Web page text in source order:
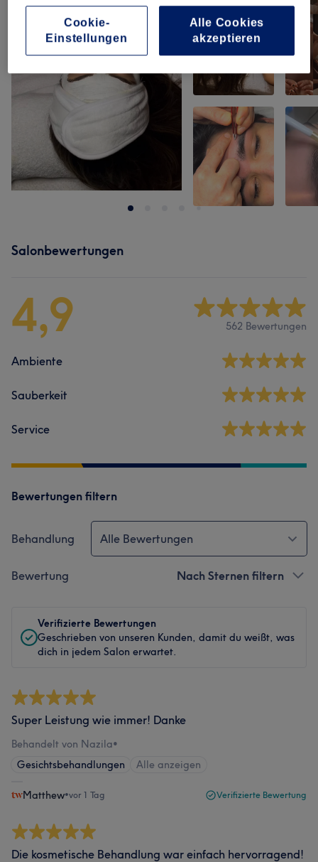
Salonbewertungen
4,9 562 Bewertungen
Ambiente
Sauberkeit
Service
Bewertungen filtern
Behandlung Alle Bewertungen
Bewertung Nach Sternen filtern
Verifizierte Bewertungen
Geschrieben von unseren Kunden, damit du weißt, was
dich in jedem Salon erwartet.
Super Leistung wie immer! Danke
Behandelt von Nazila•
Gesichtsbehandlungen
Alle anzeigen
Matthew•vor 1 Tag Verifizierte Bewertung
Die kosmetische Behandlung war einfach hervorragend!
Cookie-
Einstellungen
Alle Cookies
akzeptieren